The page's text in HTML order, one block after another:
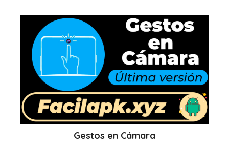
Gestos en Cámara